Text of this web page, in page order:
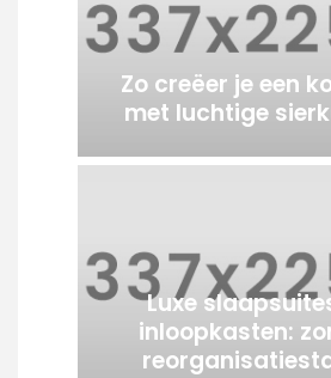
Zo creëer je een
met luchtige
Luxe
inloopkasten: